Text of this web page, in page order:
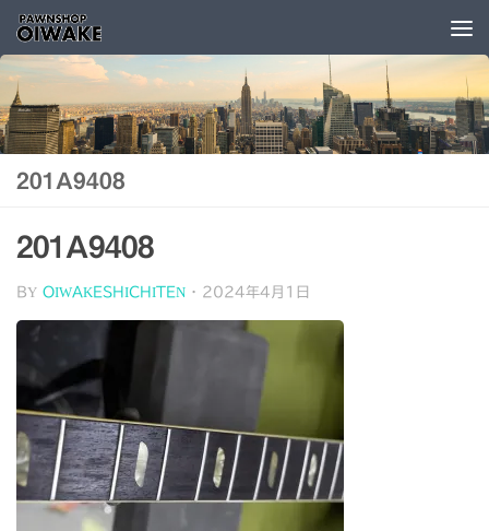
コンテンツへスキップ
201A9408
201A9408
BY OIWAKESHICHITEN · 2024年4月1日